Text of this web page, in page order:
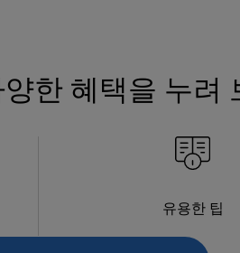
한 혜택을 누려
유용한 팁